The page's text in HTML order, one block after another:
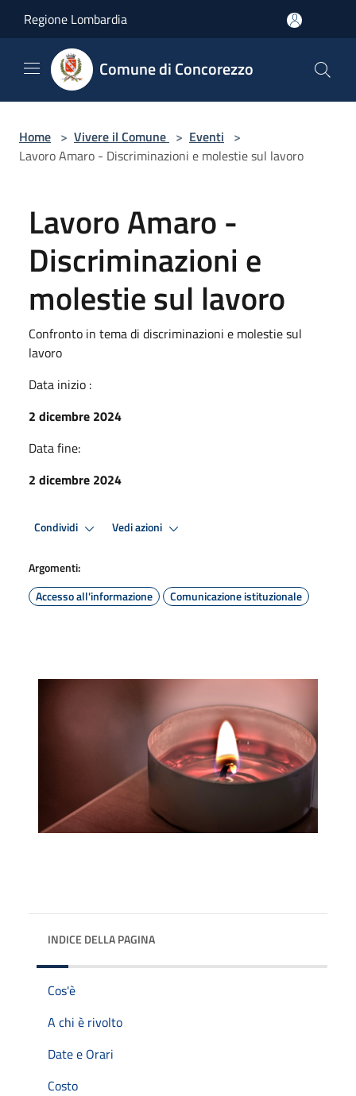
Regione Lombardia
Comune di Concorezzo
Home > Vivere il Comune > Eventi >
Lavoro Amaro - Discriminazioni e molestie sul lavoro
Lavoro Amaro -
Discriminazioni e
molestie sul lavoro
Confronto in tema di discriminazioni e molestie sul
lavoro
Data inizio :
2 dicembre 2024
Data fine:
2 dicembre 2024
Condividi Vedi azioni
Argomenti:
Accesso all'informazione
Comunicazione istituzionale
INDICE DELLA PAGINA
Cos'è
A chi è rivolto
Date e Orari
Costo